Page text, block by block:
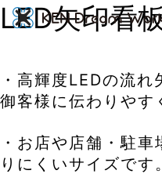
LED矢印看
・高輝度LEDの流れ
御客様に伝わりやす
・お店や店舗・駐
りにくいサイズです。